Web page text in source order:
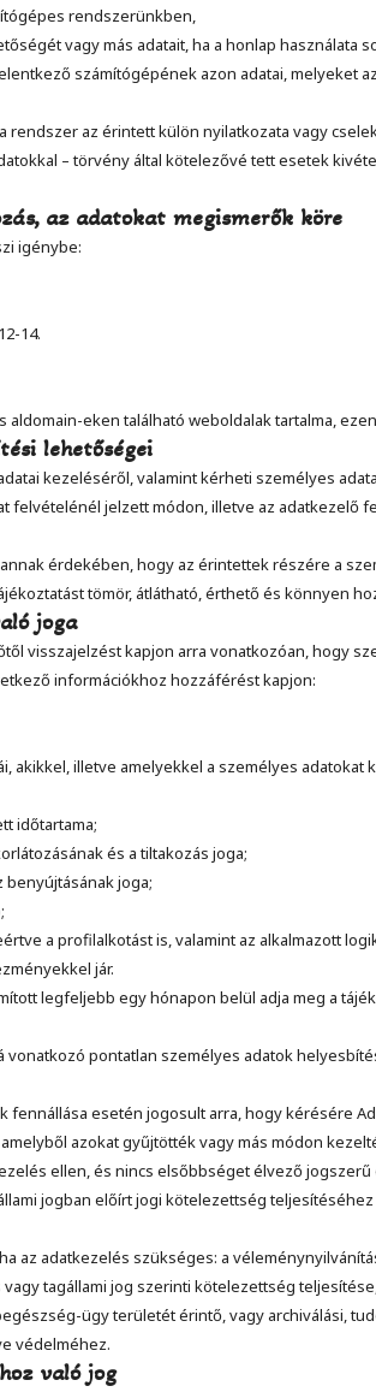
rendszerünkben,
vagy más adatait, ha a honlap
számítógépének azon adatai, melyeket
rendszer az érintett külön nyilatkozata vagy
– törvény által kötelezővé tett esetek
az adatokat megismerők köre
igénybe:
14.
eken található weboldalak tartalma,
lehetőségei
kezeléséről, valamint kérheti személyes
felvételénél jelzett módon, illetve az adatkezelő
érdekében, hogy az érintettek részére a
tömör, átlátható, érthető és könnyen
joga
visszajelzést kapjon arra vonatkozóan, hogy
információkhoz hozzáférést kapjon:
akikkel, illetve amelyekkel a személyes
időtartama;
és a tiltakozás joga;
joga;
a profilalkotást is, valamint az alkalmazott
jár.
legfeljebb egy hónapon belül adja meg a
vonatkozó pontatlan személyes adatok
fennállása esetén jogosult arra, hogy kérésére
azokat gyűjtötték vagy más módon
ellen, és nincs elsőbbséget élvező
jogban előírt jogi kötelezettség
az adatkezelés szükséges: a
tagállami jog szerinti kötelezettség
ügy területét érintő, vagy archiválási,
védelméhez.
való jog